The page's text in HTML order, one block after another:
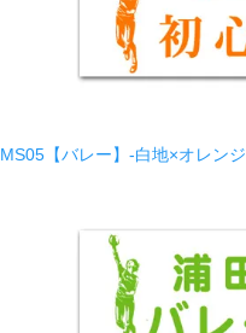
MS05【バレー】-白地×オレンジ